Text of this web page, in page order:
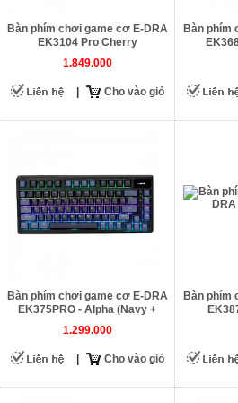
Bàn phím chơi game cơ E-DRA
EK3104 Pro Cherry
1.849.000
Cho vào giỏ
Bàn phím
Bàn phím chơi game cơ E-DRA
EK375PRO - Alpha (Navy +
Blue)
1.299.000
Cho vào giỏ
Bàn phím